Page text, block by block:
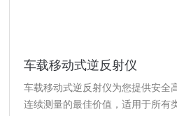
车载移动式逆反射仪
车载移动式逆反射仪为您提供安全
连续测量的最佳价值，适用于所有